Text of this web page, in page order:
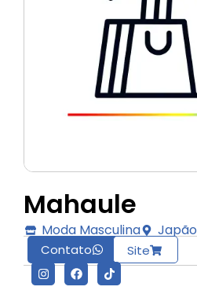
Moda Masculina Japão
Contato Site
Mahaule